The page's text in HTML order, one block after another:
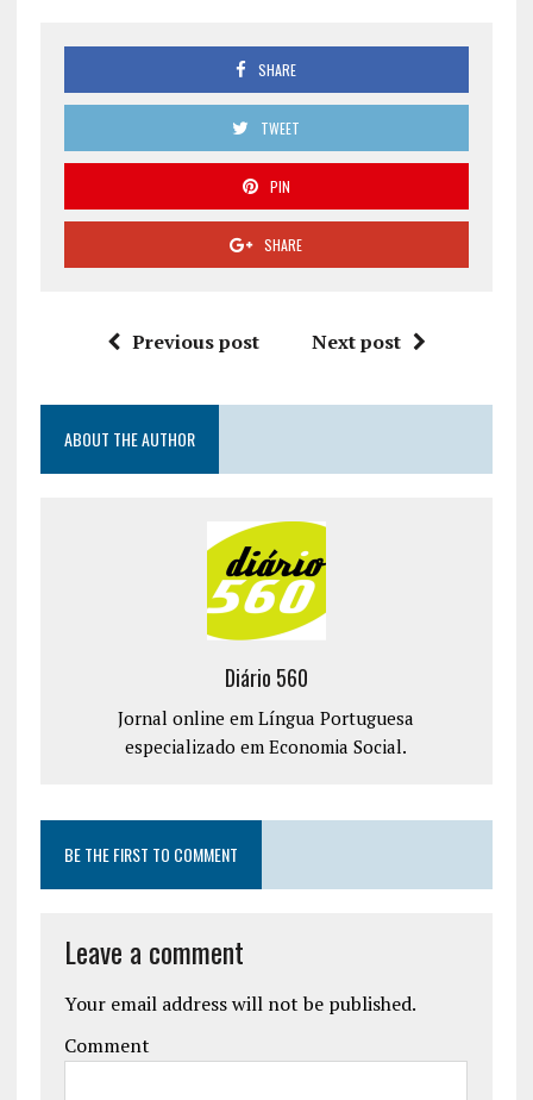
SHARE
TWEET
PIN
SHARE
Previous post Next post
ABOUT THE AUTHOR
Diário 560
Jornal online em Língua Portuguesa
especializado em Economia Social.
BE THE FIRST TO COMMENT
Leave a comment
Your email address will not be published.
Comment